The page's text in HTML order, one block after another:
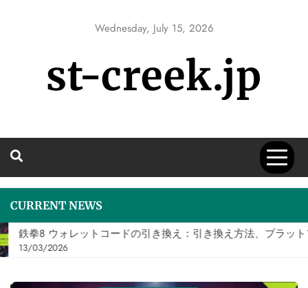
Wednesday, July 15, 2026
st-creek.jp
CURRENT NEWS
鉄拳8 ウォレットコードの引き換え：引き換え方法、プラット
13/03/2026